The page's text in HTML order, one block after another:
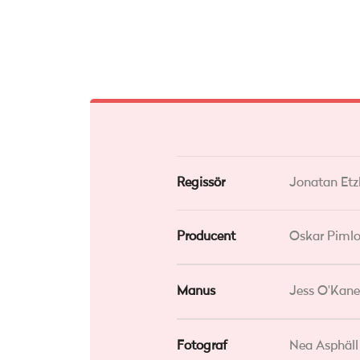
Regissör Jonatan
Producent Oskar
Manus Jess O'Kane
Fotograf Nea Asphäll